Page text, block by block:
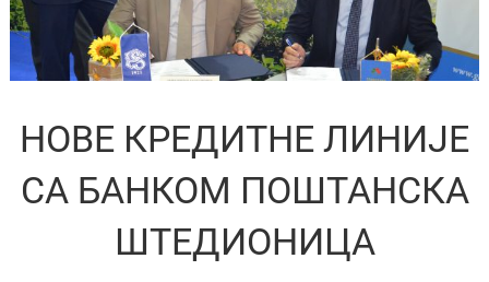
постани члан
вести
гаранцијски фонд
НОВЕ КРЕДИТНЕ ЛИНИЈЕ
СА БАНКОМ ПОШТАНСКА
ШТЕДИОНИЦА